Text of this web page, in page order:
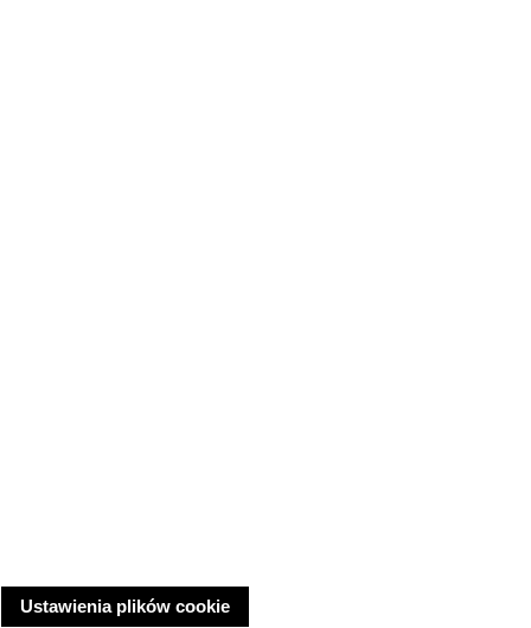
Ustawienia plików cookie